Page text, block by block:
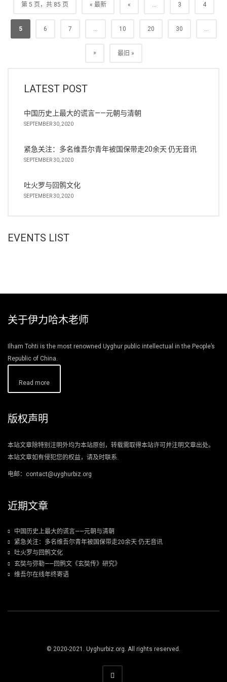
第 5 页，共 85 页 « 最新 « ... 3 4
5 6 7 ... 10 20 30 ...
» 最旧 »
LATEST POST
中国历史上最大的谎言——元朝与清朝
SEPTEMBER 30, 2020
紧急关注：多名维吾尔青年被国保带走20余天 仍无音讯
SEPTEMBER 30, 2020
吐火罗与回鹘文化
SEPTEMBER 30, 2020
EVENTS LIST
关于伊力哈木老师
Ilham Tohti is the most renowned Uyghur public intellectual in the People’s
Republic of China.
Read more
版权声明
本站文章除特别注明外均为本站原创，转载需取得本站许可并注明文章出处。
本站文章如有侵犯您的权益，请及时联系.
电邮：contact@uyghurbiz.org
近期文章
中国历史上最大的谎言——元朝与清朝
紧急关注：多名维吾尔青年被国保带走20余天 仍无音讯
吐火罗与回鹘文化
玄奘与弥勒——回鹘文《玄奘传》研究》
维吾尔在线年终寄语
© 2020-2021. Uyghurbiz.org. All rights reserved.